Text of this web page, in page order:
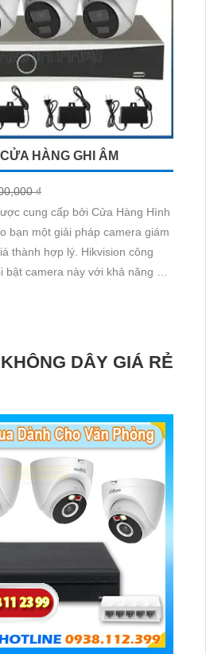
HÀNG GHI ÂM
₫
cung cấp bởi Cửa Hàng Hình
bạn một giải pháp camera giám
lý. Hikvision công
camera này với khả năng ghi
DÂY GIÁ RẺ